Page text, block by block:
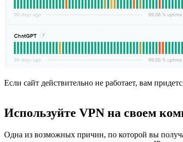
Если сайт действительно не работает, вам
Используйте VPN на своем
Одна из возможных причин, по которой вы